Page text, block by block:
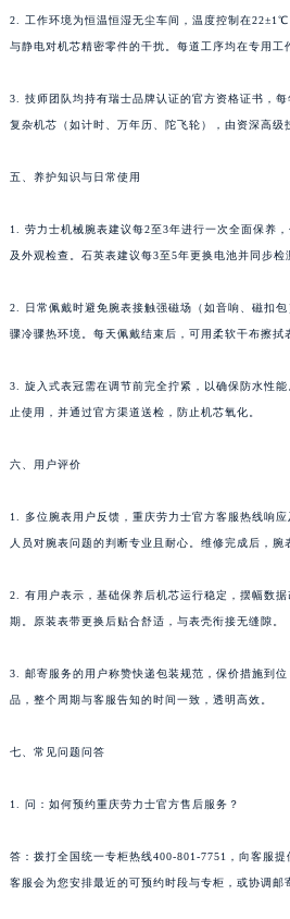
2. 工作环境为恒温恒湿无尘车间，温度控制在
与静电对机芯精密零件的干扰。每道工序均在专用工
3. 技师团队均持有瑞士品牌认证的官方资格证书，
复杂机芯（如计时、万年历、陀飞轮），由资深高级
五、养护知识与日常使用
1. 劳力士机械腕表建议每2至3年进行一次全面保养
及外观检查。石英表建议每3至5年更换电池并同步检
2. 日常佩戴时避免腕表接触强磁场（如音响、磁扣
骤冷骤热环境。每天佩戴结束后，可用柔软干布擦拭
3. 旋入式表冠需在调节前完全拧紧，以确保防水性
止使用，并通过官方渠道送检，防止机芯氧化。
六、用户评价
1. 多位腕表用户反馈，重庆劳力士官方客服热线响
人员对腕表问题的判断专业且耐心。维修完成后，腕
2. 有用户表示，基础保养后机芯运行稳定，摆幅数
期。原装表带更换后贴合舒适，与表壳衔接无缝隙。
3. 邮寄服务的用户称赞快递包装规范，保价措施到
品，整个周期与客服告知的时间一致，透明高效。
七、常见问题问答
1. 问：如何预约重庆劳力士官方售后服务？
答：拨打全国统一专柜热线400-801-7751，向客服提
客服会为您安排最近的可预约时段与专柜，或协调邮